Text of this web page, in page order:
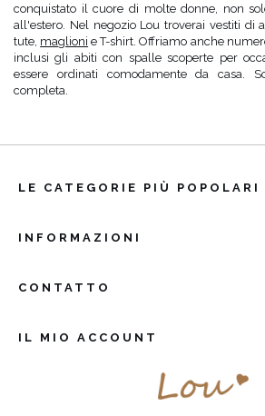
conquistato il cuore di molte donne, non
all'estero. Nel negozio Lou troverai vestiti di
tute, maglioni e T-shirt. Offriamo anche
inclusi gli abiti con spalle scoperte per
essere ordinati comodamente da casa.
completa.
LE CATEGORIE PIÙ POPOLARI
INFORMAZIONI
CONTATTO
IL MIO ACCOUNT